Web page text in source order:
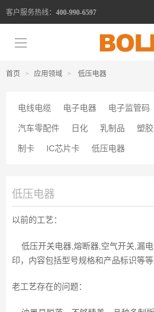
客户服务热线： 400-990-6597
首页 > 应用领域 > 低压电器
电线电缆 电子电器 电子监管码
汽车零配件 日化 乳制品 塑
制卡 IC芯片卡 低压电器
低压电器
以前的工艺：
低压开关电器,熔断器,空气开关,漏
印，内容包括型号规格和产品标识等等
老工艺存在的问题：